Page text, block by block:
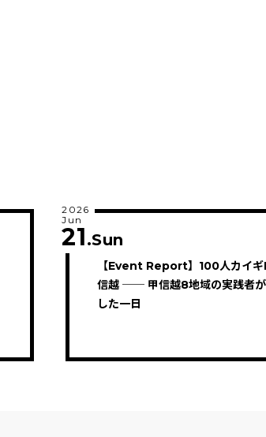
【Event Report】100人カイギ
信越 ── 甲信越8地域の実践者
した一日
2026
Jun
21.Sun